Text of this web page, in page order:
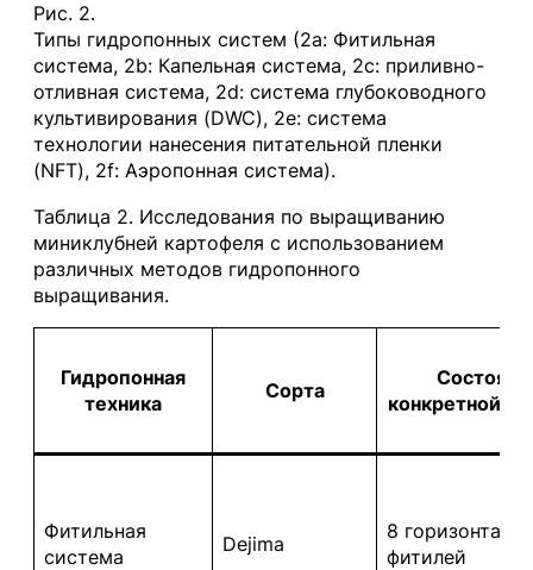
Рис. 2.
Типы гидропонных систем (2a: Фитильная
система, 2b: Капельная система, 2c: приливно-
отливная система, 2d: система глубоководного
культивирования (DWC), 2e: система
технологии нанесения питательной пленки
(NFT), 2f: Аэропонная система).
Таблица 2. Исследования по выращиванию
миниклубней картофеля с использованием
различных методов гидропонного
выращивания.
Гидропонная
техника
Сорта
конкретной
Фитильная
система
Dejima
8
фитилей